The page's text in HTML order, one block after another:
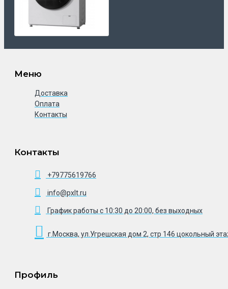
Меню
Доставка
Оплата
Контакты
Контакты
+79775619766
info@pxlt.ru
График работы с 10:30 до 20:00, без выходных
г.Москва, ул.Угрешская дом 2, стр 146 цокольный
Профиль